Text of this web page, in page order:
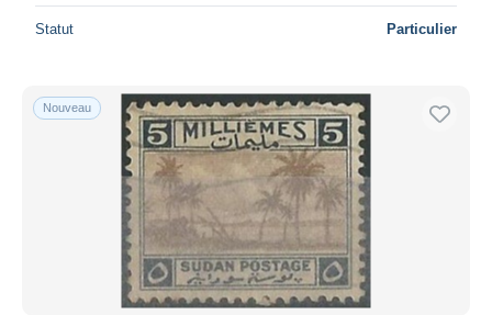
Statut Particulier
Nouveau